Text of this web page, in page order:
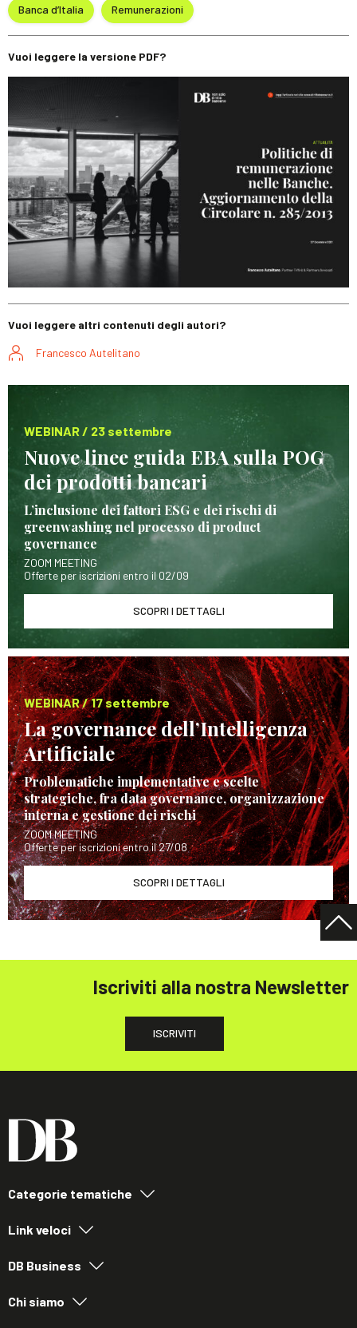
Banca d’Italia Remunerazioni
Vuoi leggere la versione PDF?
Vuoi leggere altri contenuti degli autori?
Francesco Autelitano
WEBINAR / 23 settembre
Nuove linee guida EBA sulla POG
dei prodotti bancari
L’inclusione dei fattori ESG e dei rischi di
greenwashing nel processo di product
governance
ZOOM MEETING
Offerte per iscrizioni entro il 02/09
SCOPRI I DETTAGLI
WEBINAR / 17 settembre
La governance dell’Intelligenza
Artificiale
Problematiche implementative e scelte
strategiche, fra data governance, organizzazione
interna e gestione dei rischi
ZOOM MEETING
Offerte per iscrizioni entro il 27/08
SCOPRI I DETTAGLI
Iscriviti alla nostra Newsletter
ISCRIVITI
Categorie tematiche
Link veloci
DB Business
Chi siamo